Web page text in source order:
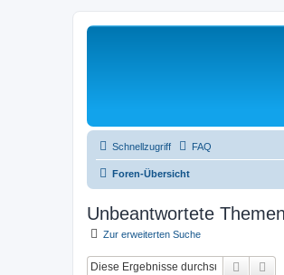
Schnellzugriff FAQ
Foren-Übersicht
Unbeantwortete Themen
Zur erweiterten Suche
Suche